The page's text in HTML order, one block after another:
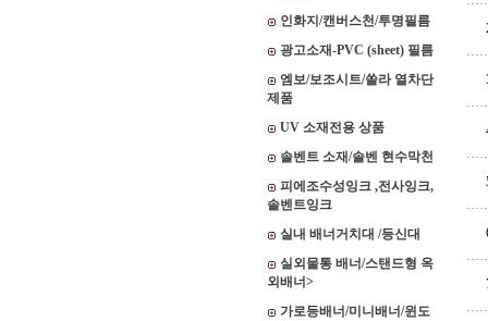
인화지/캔버스천/투명필름
광고소재-PVC (sheet) 필름
엠보/보조시트/쏠라 열차단
제품
UV 소재전용 상품
솔벤트 소재/솔벤 현수막천
피에조수성잉크 ,전사잉크,
솔벤트잉크
실내 배너거치대 /등신대
실외물통 배너/스탠드형 옥
외배너>
가로등배너/미니배너/윈도